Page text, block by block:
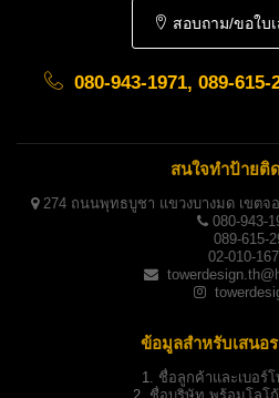
สอบถาม/ขอใบ
080-943-1971, 089-615-
สนใจทำป้ายติ
274 ถนนพุทธบูชา แขวงบางมด เขตจ
080-943-
089-615-
02-010-
ข้อมูลสำหรับเสนอ
1.
ชื่อลูกค้าและเบอร์